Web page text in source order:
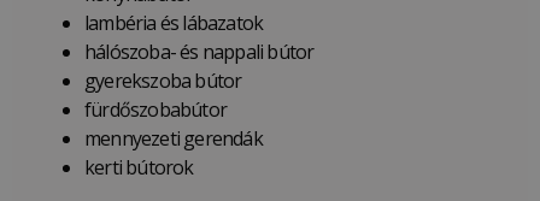
lambéria és lábazatok
hálószoba- és nappali bútor
gyerekszoba bútor
fürdőszobabútor
mennyezeti gerendák
kerti bútorok